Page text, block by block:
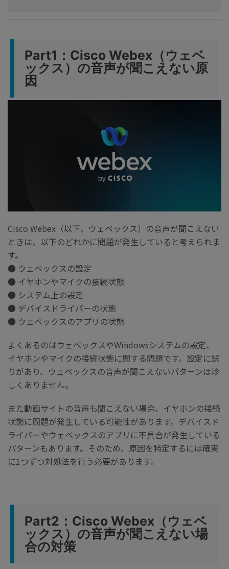
Part1：Cisco Webex（ウェベ
ックス）の音声が聞こえない原
因
Cisco Webex（以下、ウェベックス）の音声が聞こえない
ときは、以下のどれかに問題が発生していると考えられま
す。
● ウェベックスの設定
● イヤホンやマイクの接続状態
● システム上の設定
● デバイスドライバーの状態
● ウェベックスのアプリの状態
よくあるのはウェベックスやWindowsシステムの設定、
イヤホンやマイクの接続状態に関する問題です。設定に誤
りがあり、ウェベックスの音声が聞こえないパターンは珍
しくありません。
また動画サイトの音声も聞こえない場合、イヤホンの接続
状態に問題が発生している可能性があります。デバイスド
ライバーやウェベックスのアプリに不具合が発生している
パターンもあります。そのため、原因を特定するには確実
に1つずつ対処法を行う必要があります。
Part2：Cisco Webex（ウェベ
ックス）の音声が聞こえない場
合の対策